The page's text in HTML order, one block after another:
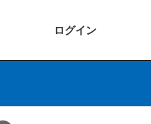
ログイン